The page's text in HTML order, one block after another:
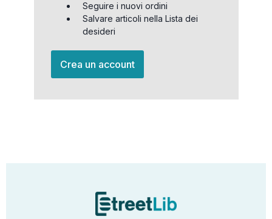
Seguire i nuovi ordini
Salvare articoli nella Lista dei
desideri
Crea un account